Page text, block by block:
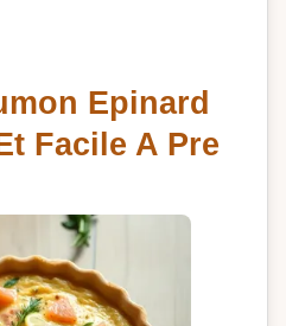
Epinard
Facile A Pre